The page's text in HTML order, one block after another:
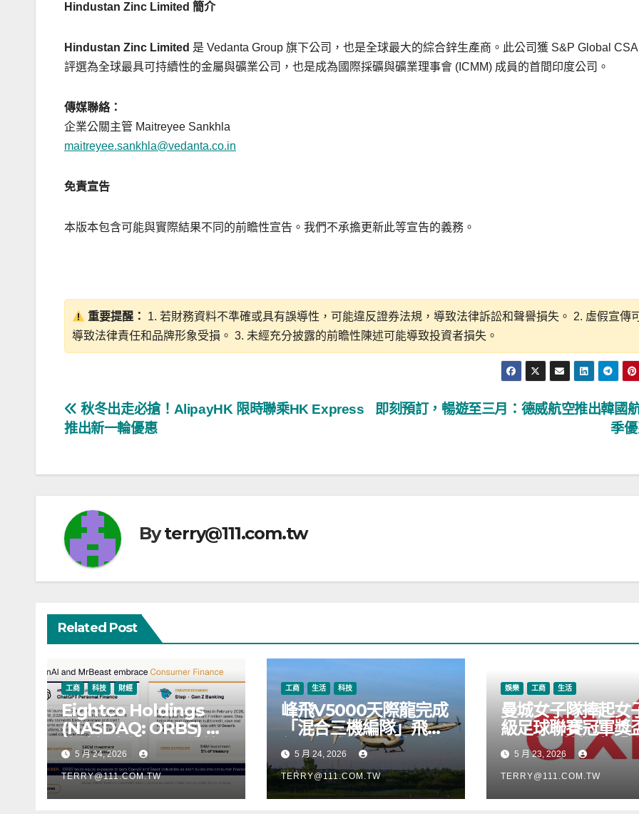
Hindustan Zinc Limited 簡介
Hindustan Zinc Limited 是 Vedanta Group 旗下公司，也是全球最大的綜合鋅生產商。此公司獲 S&P Global
評選為全球最具可持續性的金屬與礦業公司，也是成為國際採礦與礦業理事會 (ICMM) 成員的首間印度公司。
傳媒聯絡：
企業公關主管 Maitreyee Sankhla
maitreyee.sankhla@vedanta.co.in
免責宣告
本版本包含可能與實際結果不同的前瞻性宣告。我們不承擔更新此等宣告的義務。
重要提醒：
1. 若財務資料不準確或具有誤導性，可能違反證券法規，導致法律訴訟和聲譽損失。 2. 虛假宣傳
導致法律責任和品牌形象受損。 3. 未經充分披露的前瞻性陳述可能導致投資者損失。
文
章
導
即刻預訂，暢遊至三月：德威航空推出韓國
季
秋冬出走必搶！AlipayHK 限時聯乘HK Express
推出新一輪優惠
Byterry@111.com.tw
Related Post
工商 科技 財經
Eightco Holdings
(NASDAQ: ORBS) 公
佈總持倉約 3.37 億美
元，涵蓋 OpenAI、
Beast Industries、超
過 11,000 枚以太幣
5 月 24, 2026
TERRY@111.COM.TW
工商 生活 科技
峰飛V5000天際龍完成
「混合三機編隊」飛
行，正式進入適航取證
階段
5 月 24, 2026
TERRY@111.COM.TW
娛樂 工商 生活
曼城女子隊捧起女
級足球聯賽冠軍獎
Axi 亦順勢推出「
根源」宣傳活動
5 月 23, 2026
TERRY@111.COM.TW